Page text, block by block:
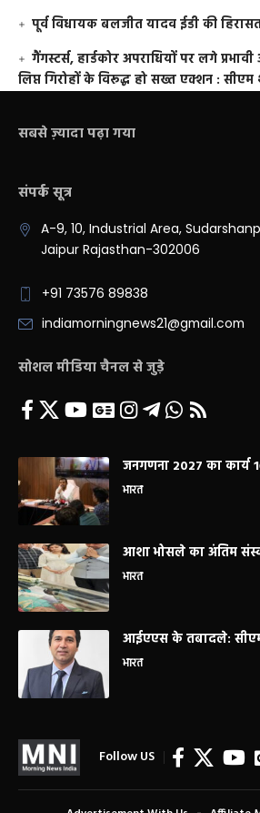
पूर्व विधायक बलजीत यादव ईडी की
गैंगस्टर्स, हार्डकोर अपराधियों पर लगे
लिप्त गिरोहों के विरूद्ध हो सख्त एक्शन : सीएम
सबसे ज़्यादा पढ़ा गया
संपर्क सूत्र
A-9, 10, Industrial Area,
Jaipur Rajasthan-302006
+91 73576 89838
indiamorningnews21@gmail.com
सोशल मीडिया चैनल से जुड़े
जनगणना 2027 का कार्य
भारत
आशा भोसले का अंतिम
भारत
आईएएस के तबादले:
भारत
Follow US